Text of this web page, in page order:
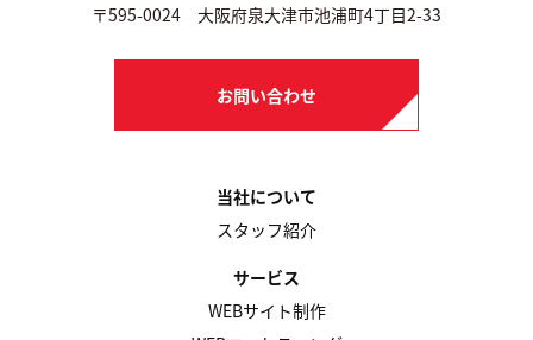
〒595-0024 大阪府泉大津市池浦町4丁目2-33
お問い合わせ
当社について
スタッフ紹介
サービス
WEBサイト制作